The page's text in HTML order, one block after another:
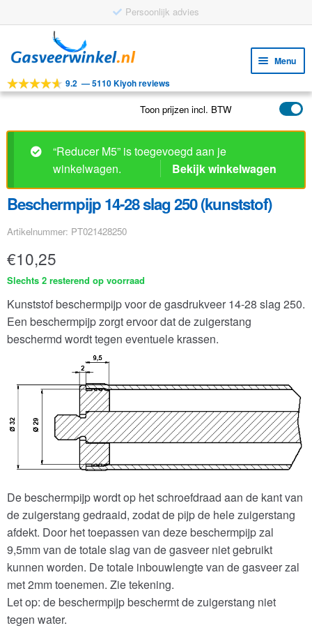
Persoonlijk advies
door
navigatie
naar
inhoud
Menu
Tools
Toepassingen
Klantenservice
FAQ
9.2 —5110 Kiyoh reviews
Toon prijzen incl. BTW
“Reducer M5” is toegevoegd aan je
winkelwagen.
Bekijk winkelwagen
Beschermpijp 14-28 slag 250 (kunststof)
Artikelnummer: PT021428250
€10,25
Slechts 2 resterend op voorraad
Kunststof beschermpijp voor de gasdrukveer 14-28 slag 250.
Een beschermpijp zorgt ervoor dat de zuigerstang
beschermd wordt tegen eventuele krassen.
De beschermpijp wordt op het schroefdraad aan de kant van
de zuigerstang gedraaid, zodat de pijp de hele zuigerstang
afdekt. Door het toepassen van deze beschermpijp zal
9,5mm van de totale slag van de gasveer niet gebruikt
kunnen worden. De totale inbouwlengte van de gasveer zal
met 2mm toenemen. Zie tekening.
Let op: de beschermpijp beschermt de zuigerstang niet
tegen water.